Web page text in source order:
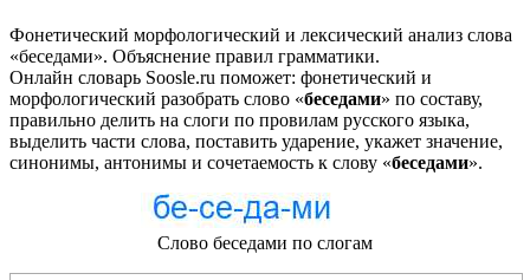
Фонетический морфологический и лексический анализ слова
«беседами». Объяснение правил грамматики.
Онлайн словарь Soosle.ru поможет: фонетический и
морфологический разобрать слово «беседами» по составу,
правильно делить на слоги по провилам русского языка,
выделить части слова, поставить ударение, укажет значение,
синонимы, антонимы и сочетаемость к слову «беседами».
Слово беседами по слогам